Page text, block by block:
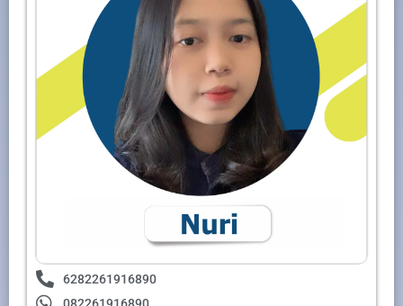
6282261916890
082261916890